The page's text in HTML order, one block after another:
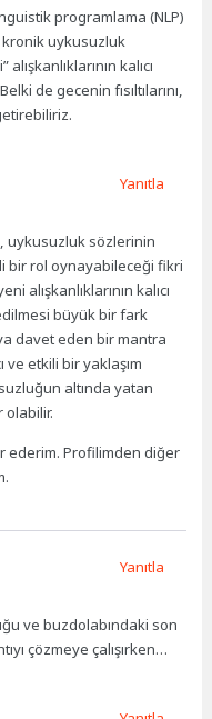
programlama (NLP)
uykusuzluk
kalıcı
de gecenin fısıltılarını,
uykusuzluk sözlerinin
bir rol oynayabileceği fikri
alışkanlıklarının kalıcı
büyük bir fark
davet eden bir mantra
ve etkili bir yaklaşım
altında yatan
ederim. Profilimden diğer
Yanıtla
ve buzdolabındaki son
çözmeye çalışırken…
Yanıtla